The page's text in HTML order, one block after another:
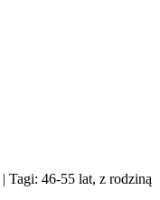
| Tagi: 46-55 lat, z rodziną